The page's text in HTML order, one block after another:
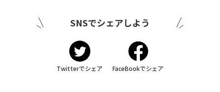
SNSでシェアしよう
Twitterでシェア FaceBookでシェア